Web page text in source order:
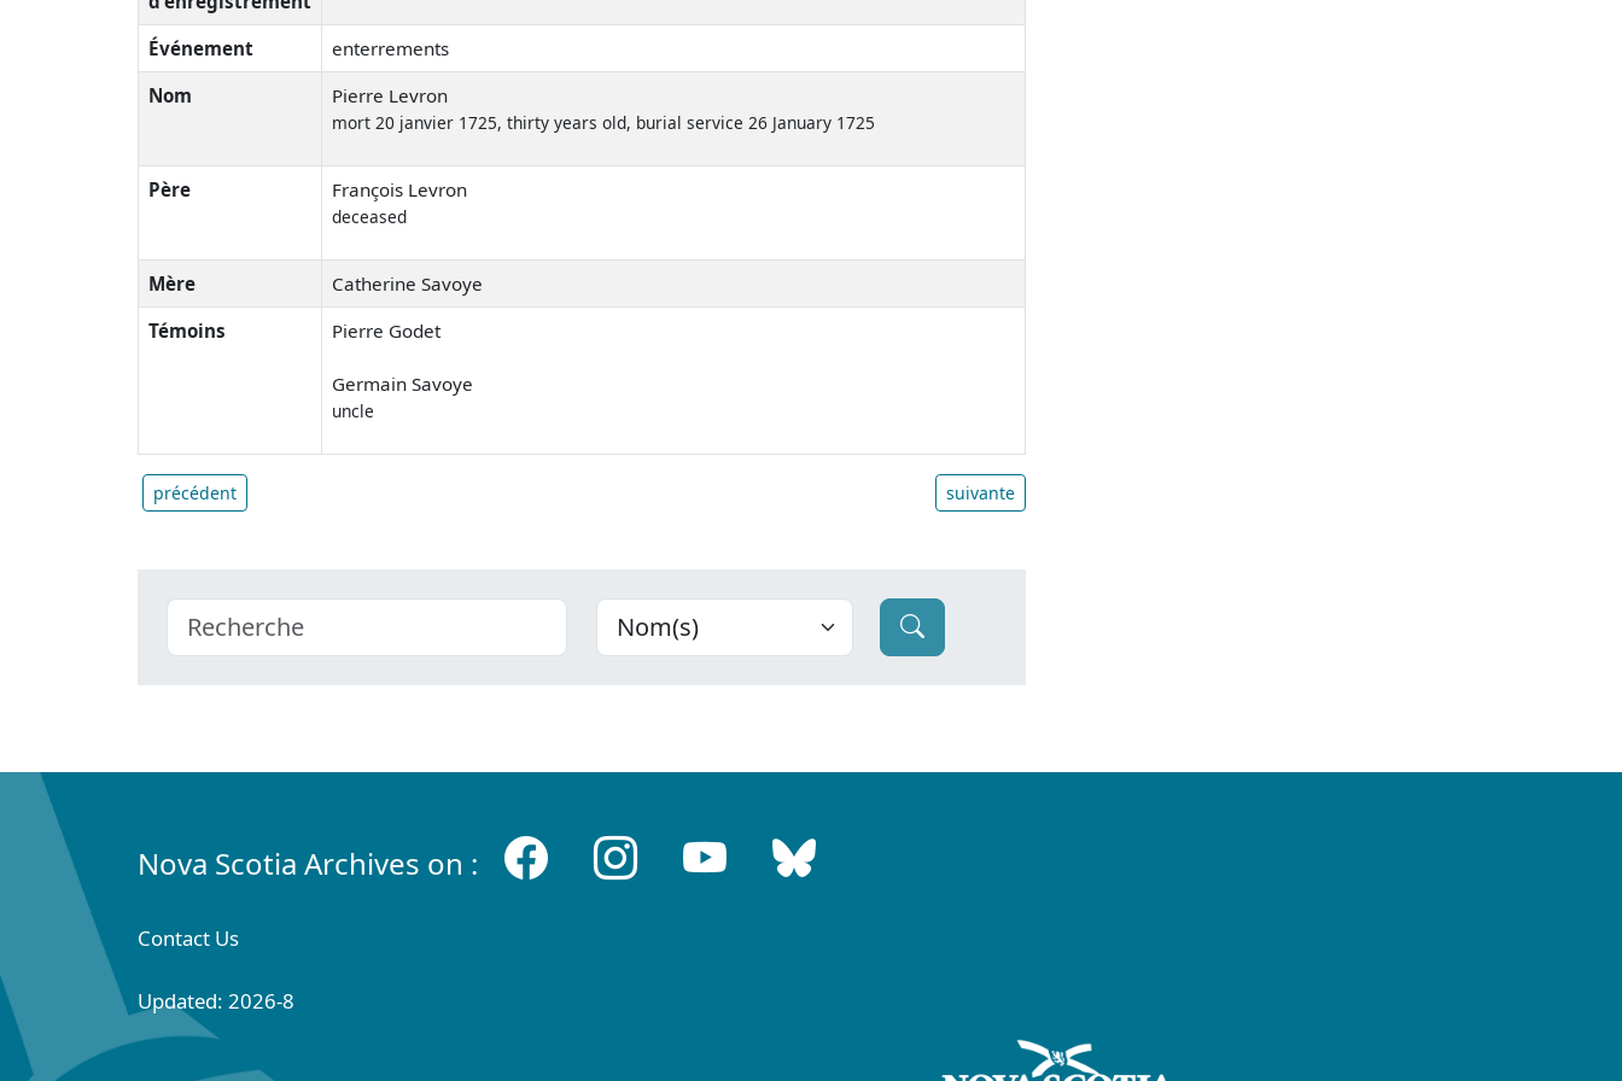
Événement
enterrements
Nom
Pierre Levron
mort 20 janvier 1725, thirty years old, burial service 26 January 1725
Père François Levron
deceased
Mère
Catherine Savoye
Témoins
Pierre Godet
Germain Savoye
uncle
précédent suivante
Nova Scotia Archives on :
Contact Us
Updated: 2026-8